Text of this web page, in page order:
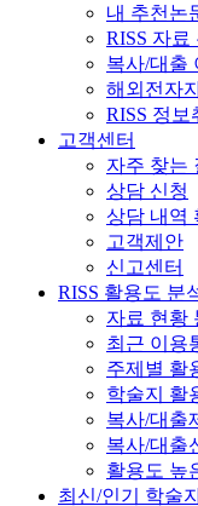
내 추천논
RISS 자료
복사/대출
해외전자
RISS 정
고객센터
자주 찾는
상담 신청
상담 내역
고객제안
신고센터
RISS 활용도 분
자료 현황
최근 이용
주제별 활
학술지 활
복사/대출
복사/대출
활용도 높
최신/인기 학술